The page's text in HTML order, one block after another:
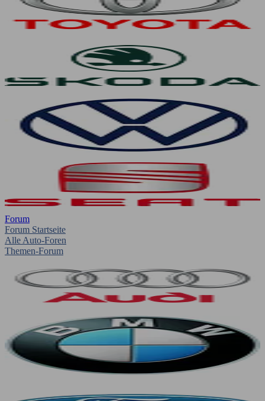
Forum
Forum Startseite
Alle Auto-Foren
Themen-Forum